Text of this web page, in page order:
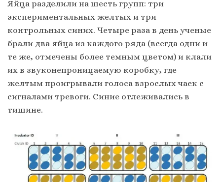
Яйца разделили на шесть групп: три
экспериментальных желтых и три
контрольных синих. Четыре раза в день ученые
брали два яйца из каждого ряда (всегда одни и
те же, отмечены более темным цветом) и клали
их в звуконепроницаемую коробку, где
желтым проигрывали голоса взрослых чаек с
сигналами тревоги. Синие отлеживались в
тишине.